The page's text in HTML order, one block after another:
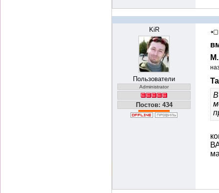
KiR
Пользователи
Administrator
Постов: 434
В